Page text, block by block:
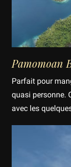
Pamomoan
Parfait pour
quasi personne.
avec les